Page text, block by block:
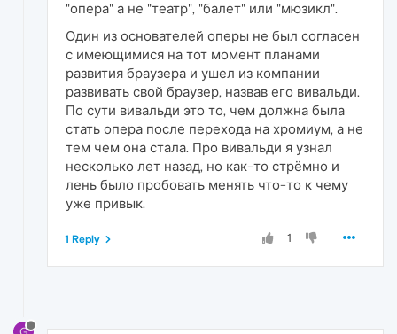
"опера" а не "театр", "балет" или "мюзикл".
Один из основателей оперы не был согласен
с имеющимися на тот момент планами
развития браузера и ушел из компании
развивать свой браузер, назвав его вивальди.
По сути вивальди это то, чем должна была
стать опера после перехода на хромиум, а не
тем чем она стала. Про вивальди я узнал
несколько лет назад, но как-то стрёмно и
лень было пробовать менять что-то к чему
уже привык.
1
1 Reply